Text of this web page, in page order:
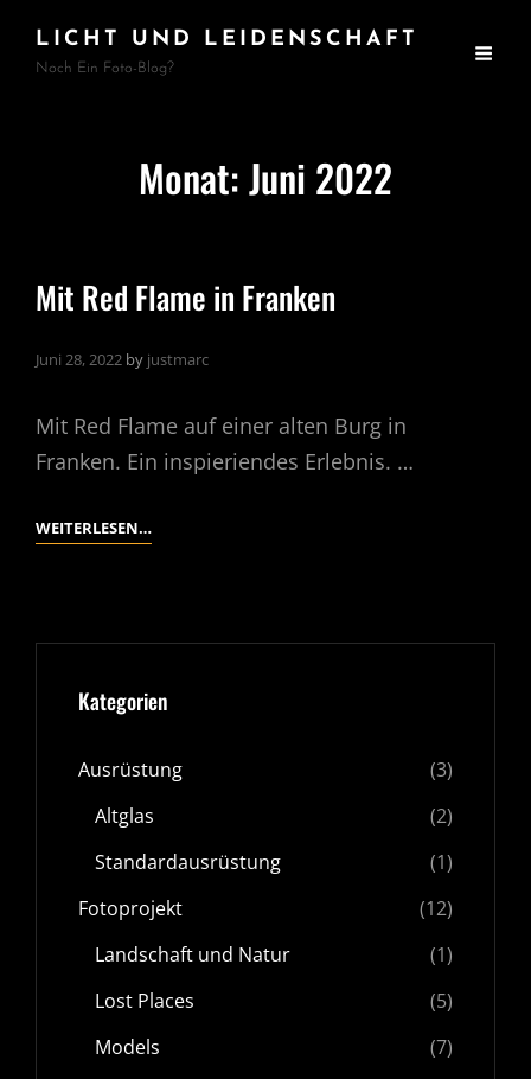
LICHT UND LEIDENSCHAFT
Noch Ein Foto-Blog?
Monat:Juni 2022
Mit Red Flame in Franken
Juni 28, 2022 by justmarc
Mit Red Flame auf einer alten Burg in
Franken. Ein inspieriendes Erlebnis. …
WEITERLESEN…MIT
FRANKEN
Kategorien
Ausrüstung
(3)
Altglas
(2)
Standardausrüstung
(1)
Fotoprojekt
(12)
Landschaft und Natur
(1)
Lost Places
(5)
Models
(7)